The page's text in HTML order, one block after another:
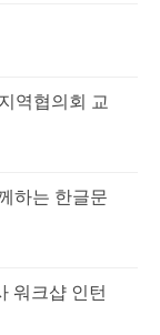
역협의회 교
하는 한글문
워크샵 인턴